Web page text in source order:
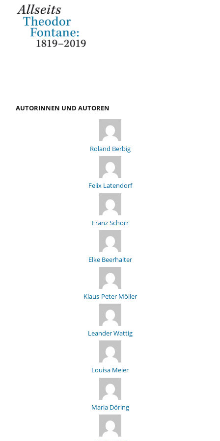
AUTORINNEN UND AUTOREN
Roland Berbig
Felix Latendorf
Franz Schorr
Elke Beerhalter
Klaus-Peter Möller
Leander Wattig
Louisa Meier
Maria Döring